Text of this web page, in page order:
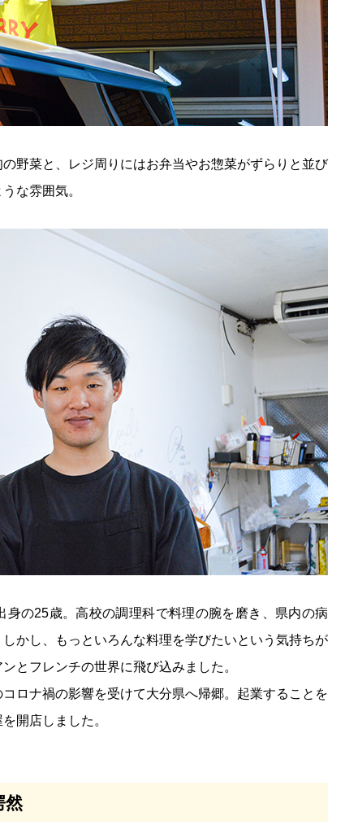
野菜と、レジ周りにはお弁当やお惣菜がずらりと並び
な雰囲気。
身の25歳。高校の調理科で料理の腕を磨き、県内の病
かし、もっといろんな料理を学びたいという気持ちが
とフレンチの世界に飛び込みました。
ロナ禍の影響を受けて大分県へ帰郷。 起業することを
開店しました。
然